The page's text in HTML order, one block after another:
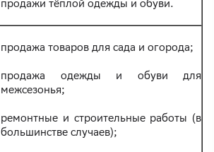
продажи тёплой одежды и обуви.
продажа товаров для сада и огорода;
продажа одежды и обуви для
межсезонья;
ремонтные и строительные работы (в
большинстве случаев);